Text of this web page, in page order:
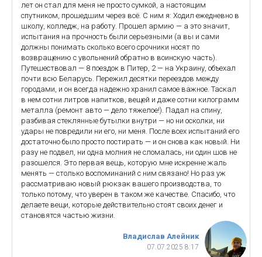
Владислав Алейник
07.07.2025 8:17
лет он стал для меня не просто сумкой, а настоящим
спутником, прошедшим через всё. С ним я: Ходил ежедневно в
школу, колледж, на работу. Прошел армию — а это значит,
испытания на прочность были серьезными (а вы и сами
должны понимать сколько всего срочники носят по
возвращению с увольнений обратно в воинскую часть).
Путешествовал — 8 поездок в Питер, 2 — на Украину, объехал
почти всю Беларусь. Пережил десятки переездов между
городами, и он всегда надежно хранил самое важное. Таскал
в нем сотни литров напитков, вещей и даже сотни килограмм
металла (ремонт авто — дело тяжелое!). Падал на спину,
разбивая стеклянные бутылки внутри — но ни осколки, ни
удары не повредили ни его, ни меня. После всех испытаний его
достаточно было просто постирать — и он снова как новый. Ни
разу не подвел, ни одна молния не сломалась, ни один шов не
разошелся. Это первая вещь, которую мне искренне жаль
менять — столько воспоминаний с ним связано! Но раз уж
рассматриваю новый рюкзак вашего производства, то
только потому, что уверен в таком же качестве. Спасибо, что
делаете вещи, которые действительно стоят своих денег и
становятся частью жизни.